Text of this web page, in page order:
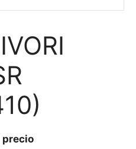
precio